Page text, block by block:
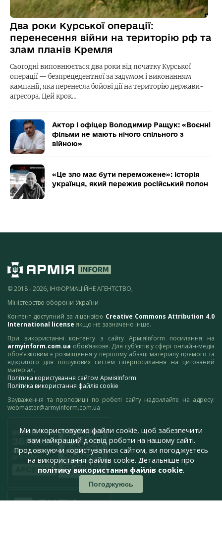
Два роки Курської операції:
перенесення війни на територію рф та
злам планів Кремля
Сьогодні виповнюється два роки від початку Курської
операції — безпрецедентної за задумом і виконанням
кампанії, яка перенесла бойові дії на територію держави-
агресора. Цей крок…
Актор і офіцер Володимир Ращук: «Воєнні
фільми не мають нічого спільного з
війною»
«Це зло має бути переможене»: історія
українця, який пережив російський полон
© 2018 - 2026, ІНФОРМАЦІЙНЕ АГЕНТСТВО,
Міністерство оборони України
Контент доступний за ліцензією Creative Commons Attribution 4.0
International license якщо не зазначено інше.
При використанні контенту з сайту АрміяInform посилання на
armyinform.com.ua обов’язкове. Для суб’єктів у сфері онлайн-медіа
обов’язковим є розміщення у першому абзаці матеріалу прямого та
відкритого для пошукових систем гіперпосилання на цитований
матеріал.
Політика користування сайтом АрміяInform
Політика використання файлів cookie
Зауваження та пропозиції по роботі сайту надсилайте на адресу:
webmaster@armyinform.com.ua
Ми використовуємо файли cookie, щоб забезпечити
вам найкращий досвід роботи на нашому сайті.
Продовжуючи користуватися сайтом, ви погоджуєтесь
на використання файлів cookie. Детальніше про
політику використання файлів cookie.
Погоджуюсь